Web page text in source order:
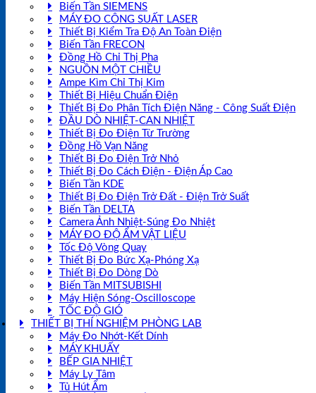
Biến Tần SIEMENS
MÁY ĐO CÔNG SUẤT LASER
Thiết Bị Kiểm Tra Độ An Toàn Điện
Biến Tần FRECON
Đồng Hồ Chỉ Thị Pha
NGUỒN MỘT CHIỀU
Ampe Kìm Chỉ Thị Kim
Thiết Bị Hiệu Chuẩn Điện
Thiết Bị Đo Phân Tích Điện Năng - Công Suất Điện
ĐẦU DÒ NHIỆT-CAN NHIỆT
Thiết Bị Đo Điện Từ Trường
Đồng Hồ Vạn Năng
Thiết Bị Đo Điện Trở Nhỏ
Thiết Bị Đo Cách Điện - Điện Áp Cao
Biến Tần KDE
Thiết Bị Đo Điện Trở Đất - Điện Trở Suất
Biến Tần DELTA
Camera Ảnh Nhiệt-Súng Đo Nhiệt
MÁY ĐO ĐỘ ẨM VẬT LIỆU
Tốc Độ Vòng Quay
Thiết Bị Đo Bức Xạ-Phóng Xạ
Thiết Bị Đo Dòng Dò
Biến Tần MITSUBISHI
Máy Hiện Sóng-Oscilloscope
TỐC ĐỘ GIÓ
THIẾT BỊ THÍ NGHIỆM PHÒNG LAB
Máy Đo Nhớt-Kết Dính
MÁY KHUẤY
BẾP GIA NHIỆT
Máy Ly Tâm
Tủ Hút Ẩm